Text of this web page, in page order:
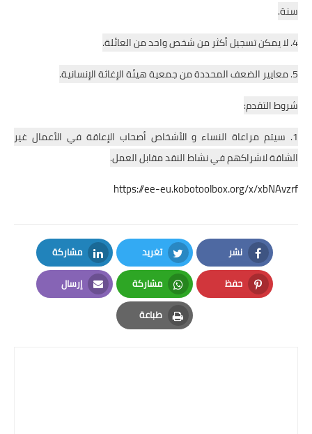
سنة.
4. لا يمكن تسجيل أكثر من شخص واحد من العائلة.
5. معايير الضعف المحددة من جمعية هيئة الإغاثة الإنسانية.
شروط التقدم:
1. سيتم مراعاة النساء و الأشخاص أصحاب الإعاقة في الأعمال غير
الشاقة لاشراكهم في نشاط النقد مقابل العمل.
https://ee-eu.kobotoolbox.org/x/xbNAvzrf
نشر
Facebook
تغريد
Twitter
مشاركة
LinkedIn
حفظ
Pinterest
مشاركة
Whatsapp
إرسال
Email
طباعة
Print